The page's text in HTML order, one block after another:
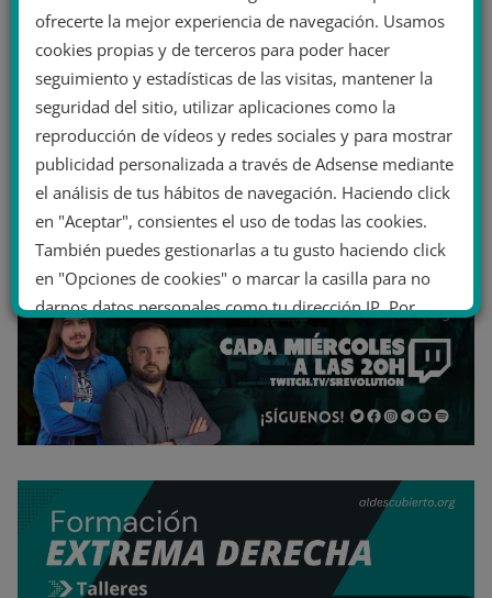
ofrecerte la mejor experiencia de navegación. Usamos
cookies propias y de terceros para poder hacer
seguimiento y estadísticas de las visitas, mantener la
seguridad del sitio, utilizar aplicaciones como la
reproducción de vídeos y redes sociales y para mostrar
publicidad personalizada a través de Adsense mediante
el análisis de tus hábitos de navegación. Haciendo click
en "Aceptar", consientes el uso de todas las cookies.
También puedes gestionarlas a tu gusto haciendo click
en "Opciones de cookies" o marcar la casilla para no
darnos datos personales como tu dirección IP. Por
último, puedes leer nuestra Política de cookies.
No dar mi información personal
.
Rechazar cookies Política de cookies